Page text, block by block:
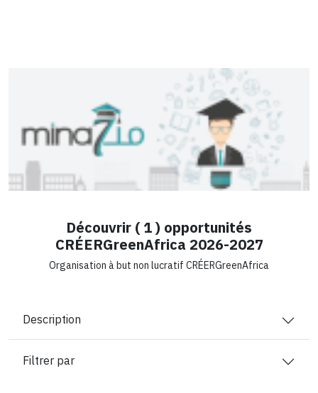
Découvrir ( 1 ) opportunités
CRÉERGreenAfrica 2026-2027
Organisation à but non lucratif CRÉERGreenAfrica
Description
Filtrer par